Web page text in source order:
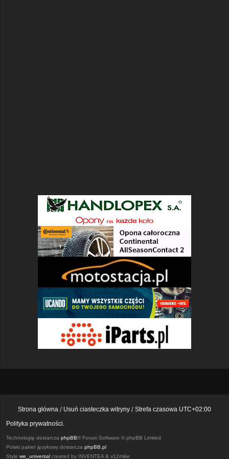
Strona główna Usuń ciasteczka witryny Strefa czasowa UTC+02:00
Polityka prywatności.
Technologię dostarcza phpBB® Forum Software © phpBB Limited
Polski pakiet językowy dostarcza phpBB.pl
Style we_universal created by INVENTEA & v12mike